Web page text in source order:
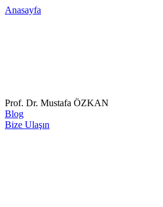
Anasayfa
Prof. Dr. Mustafa ÖZKAN
Blog
Bize Ulaşın